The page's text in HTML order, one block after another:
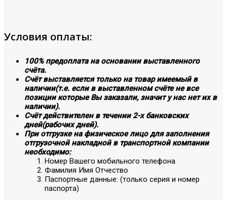
Условия оплаты:
100% предоплата на основании выставленного
счёта.
Счёт выставляется только на товар имеемый в
наличии(т.е. если в выставленном счёте не все
позиции которые Вы заказали, значит у нас нет их в
наличии).
Счёт действителен в течении 2-х банковских
дней(рабочих дней).
При отгрузке на физическое лицо для заполнения
отгрузочной накладной в транспортной компании
необходимо:
Номер Вашего мобильного телефона
Фамилия Имя Отчество
Паспортные данные: (только серия и номер
паспорта)